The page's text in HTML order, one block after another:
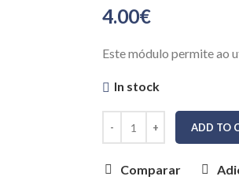
4.00€
Este módulo permite ao
In stock
ADD TO
Comparar